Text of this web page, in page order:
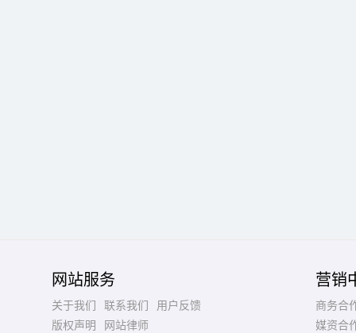
网站服务
关于我们 联系我们
用户反馈
版权声明
网站律师
营销
商务合
媒资合